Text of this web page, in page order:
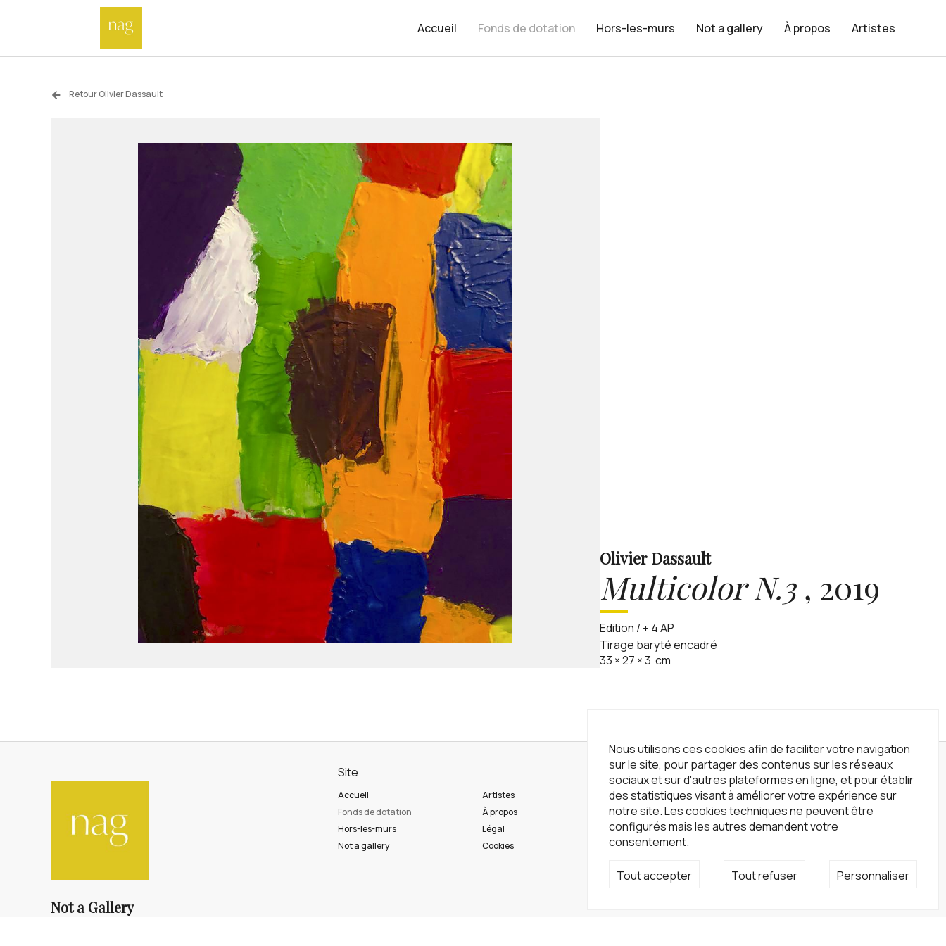
Nous utilisons ces cookies afin de faciliter votre navigation
sur le site, pour partager des contenus sur les réseaux
sociaux et sur d'autres plateformes en ligne, et pour établir
des statistiques visant à améliorer votre expérience sur
notre site. Les cookies techniques ne peuvent être
configurés mais les autres demandent votre
consentement.
Tout accepter Tout refuser Personnaliser
Accueil Fonds de dotation Hors-les-murs Not a gallery À propos Artistes
Retour Olivier Dassault
Olivier Dassault
Multicolor N.3, 2019
Edition / + 4 AP
Tirage baryté encadré
33 ×27 ×3 cm
Not a Gallery
Site
Accueil
Fonds de dotation
Hors-les-murs
Not a gallery
Artistes
À propos
Légal
Cookies
Newsletter
Inscrivez-vous à notre newsletter !
S'inscrire
Réseaux sociaux